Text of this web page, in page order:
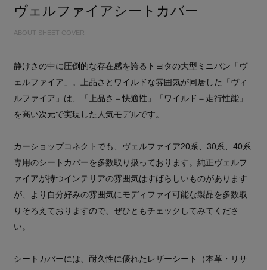
ヴェルファイアシートカバー
ABOUT SHEET COVER
静けさの中に圧倒的な存在感を誇るトヨタの大型ミニバン「ヴ
ェルファイア」。上品さとワイルドな雰囲気が同居した「ヴィ
ルファイア」は、「上品さ＝快適性」「ワイルド＝走行性能」
を高い次元で実現した人気モデルです。
カーショップコネクトでも、ヴェルファイア20系、30系、40系
専用のシートカバーを多数取り扱っております。純正ヴェルフ
ァイアが持つインテリアの雰囲気はすばらしいものがあります
が、より自分好みの雰囲気にモディファイ可能な製品を多数取
りそろえておりますので、ぜひともチェックしてみてくださ
い。
シートカバーには、耐久性に優れたレザーシート（本革・リサ